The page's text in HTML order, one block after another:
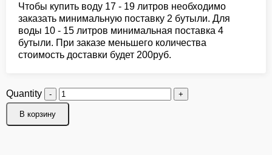
Чтобы купить воду 17 - 19 литров необходимо
заказать минимальную поставку 2 бутыли. Для
воды 10 - 15 литров минимальная поставка 4
бутыли. При заказе меньшего количества
стоимость доставки будет 200руб.
Quantity
В корзину